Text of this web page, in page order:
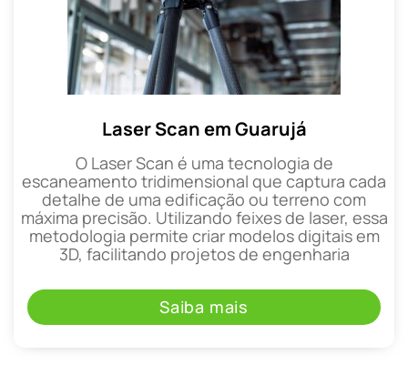
Laser Scan em Guarujá
O Laser Scan é uma tecnologia de
escaneamento tridimensional que captura cada
detalhe de uma edificação ou terreno com
máxima precisão. Utilizando feixes de laser, essa
metodologia permite criar modelos digitais em
3D, facilitando projetos de engenharia
Saiba mais